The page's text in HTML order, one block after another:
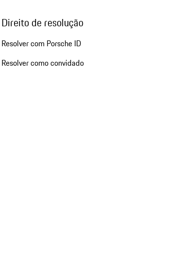
Direito de resolução
Resolver com Porsche ID
Resolver como convidado